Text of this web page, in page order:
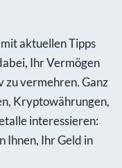
aktuellen Tipps
Ihr Vermögen
zu vermehren. Ganz
Kryptowährungen,
interessieren:
Ihnen, Ihr Geld in